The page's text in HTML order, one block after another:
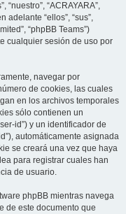
“nuestro”, “ACRAYARA”,
adelante “ellos”, “sus”,
“phpBB Teams”)
cualquier sesión de uso por
navegar por
de cookies, las cuales
en los archivos temporales
sólo contienen un
id”) y un identificador de
automáticamente asignada
se creará una vez que haya
para registrar cuales han
de usuario.
phpBB mientras navega
de este documento que